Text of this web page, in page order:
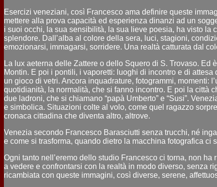
Esercizi veneziani, così Francesco ama definire queste
mettere alla prova capacità ed esperienza dinanzi ad un
i suoi occhi, la sua sensibilità, la sua lieve poesia, ha visto la
splendore. Dall’alba al colore della sera, luci, stagioni,
emozionarsi, immagarsi, sorridere. Una realtà catturata dal
La lux aeterna delle Zattere o dello Squero di S. Trovaso.
Montin. E poi i pontili, i vaporetti: luoghi di incontro e di
un gioco di vetri. Ancora inquadrature, fotogrammi, momenti:
quotidianità, la normalità, che si fanno incontro. E poi la città
due ladroni, che si chiamano “papà Umberto” e “Susi”.
e simbolica. Situazioni colte al volo, come quel ragazzo
cronaca cittadina che diventa altro, altrove.
Venezia secondo Francesco Barasciutti senza trucchi, né
e come si trasforma, quando dietro la macchina fotografica
Ogni tanto nell’eremo dello studio Francesco ci torna, non
a vedere e confrontarsi con la realtà in modo diverso, senza
ricambiata con queste immagini, così diverse, serene,